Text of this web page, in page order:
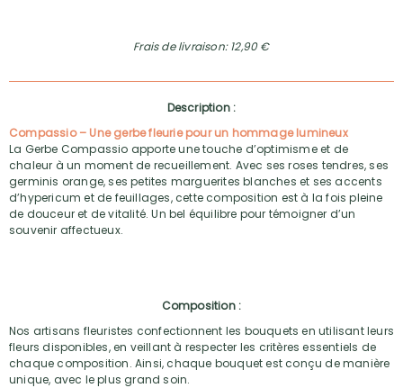
Frais de livraison: 12,90 €
Description :
Compassio – Une gerbe fleurie pour un hommage lumineux
La Gerbe Compassio apporte une touche d’optimisme et de
chaleur à un moment de recueillement. Avec ses roses tendres, ses
germinis orange, ses petites marguerites blanches et ses accents
d’hypericum et de feuillages, cette composition est à la fois pleine
de douceur et de vitalité. Un bel équilibre pour témoigner d’un
souvenir affectueux.
Composition :
Nos artisans fleuristes confectionnent les bouquets en utilisant leurs
fleurs disponibles, en veillant à respecter les critères essentiels de
chaque composition. Ainsi, chaque bouquet est conçu de manière
unique, avec le plus grand soin.